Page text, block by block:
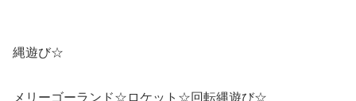
サーキットでもロケットを取り入れ、懸垂力を養いまし